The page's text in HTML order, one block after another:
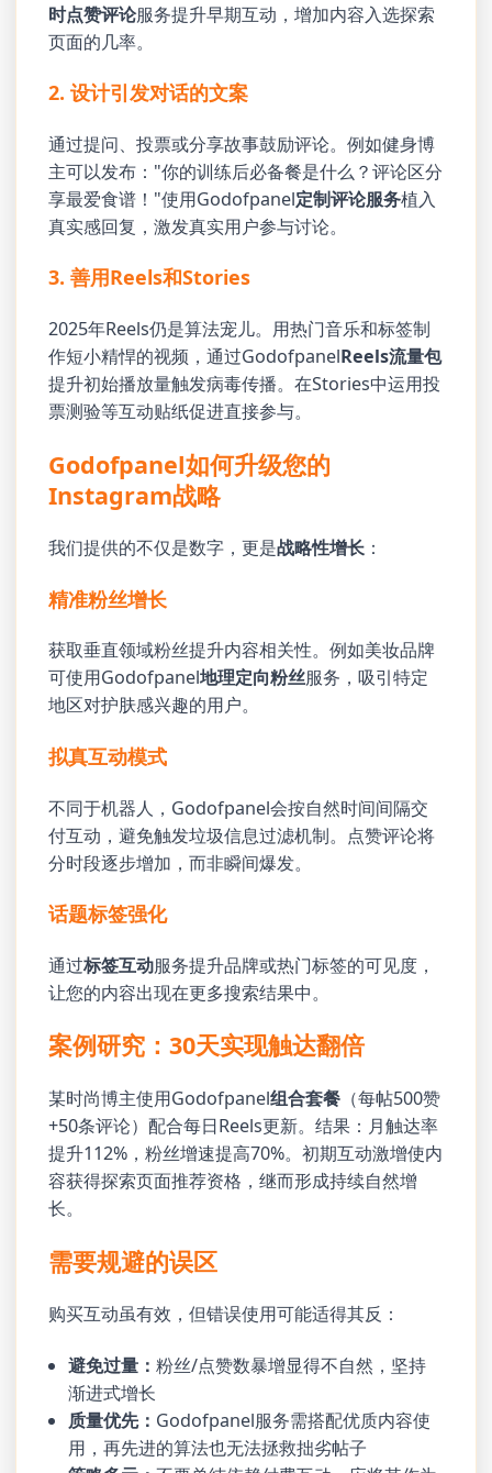
时点赞评论服务提升早期互动，增加内容入选探索
页面的几率。
2. 设计引发对话的文案
通过提问、投票或分享故事鼓励评论。例如健身博
主可以发布："你的训练后必备餐是什么？评论区分
享最爱食谱！"使用Godofpanel定制评论服务植入
真实感回复，激发真实用户参与讨论。
3. 善用Reels和Stories
2025年Reels仍是算法宠儿。用热门音乐和标签制
作短小精悍的视频，通过GodofpanelReels流量包
提升初始播放量触发病毒传播。在Stories中运用投
票测验等互动贴纸促进直接参与。
Godofpanel如何升级您的
Instagram战略
我们提供的不仅是数字，更是战略性增长 ：
精准粉丝增长
获取垂直领域粉丝提升内容相关性。例如美妆品牌
可使用Godofpanel地理定向粉丝服务，吸引特定
地区对护肤感兴趣的用户。
拟真互动模式
不同于机器人，Godofpanel会按自然时间间隔交
付互动，避免触发垃圾信息过滤机制。点赞评论将
分时段逐步增加，而非瞬间爆发。
话题标签强化
通过标签互动服务提升品牌或热门标签的可见度，
让您的内容出现在更多搜索结果中。
案例研究：30天实现触达翻倍
某时尚博主使用Godofpanel组合套餐 （每帖500赞
+50条评论）配合每日Reels更新。结果：月触达率
提升112%，粉丝增速提高70%。初期互动激增使内
容获得探索页面推荐资格，继而形成持续自然增
长。
需要规避的误区
购买互动虽有效，但错误使用可能适得其反：
避免过量：粉丝/点赞数暴增显得不自然，坚持
渐进式增长
质量优先： Godofpanel服务需搭配优质内容使
用，再先进的算法也无法拯救拙劣帖子